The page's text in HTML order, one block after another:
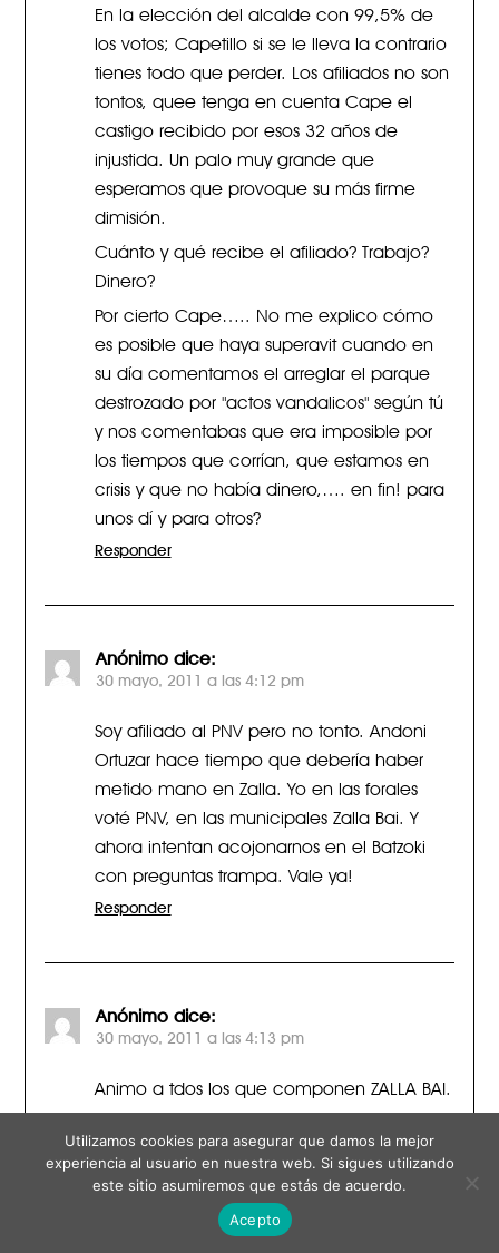
En la elección del alcalde con 99,5% de
los votos; Capetillo si se le lleva la contrario
tienes todo que perder. Los afiliados no son
tontos, quee tenga en cuenta Cape el
castigo recibido por esos 32 años de
injustida. Un palo muy grande que
esperamos que provoque su más firme
dimisión.
Cuánto y qué recibe el afiliado? Trabajo?
Dinero?
Por cierto Cape….. No me explico cómo
es posible que haya superavit cuando en
su día comentamos el arreglar el parque
destrozado por "actos vandalicos" según tú
y nos comentabas que era imposible por
los tiempos que corrían, que estamos en
crisis y que no había dinero,…. en fin! para
unos dí y para otros?
Responder
Anónimo dice:
30 mayo, 2011 a las 4:12 pm
Soy afiliado al PNV pero no tonto. Andoni
Ortuzar hace tiempo que debería haber
metido mano en Zalla. Yo en las forales
voté PNV, en las municipales Zalla Bai. Y
ahora intentan acojonarnos en el Batzoki
con preguntas trampa. Vale ya!
Responder
Anónimo dice:
30 mayo, 2011 a las 4:13 pm
Animo a tdos los que componen ZALLA BAI.
Utilizamos cookies para asegurar que damos la mejor
experiencia al usuario en nuestra web. Si sigues utilizando
este sitio asumiremos que estás de acuerdo.
Acepto